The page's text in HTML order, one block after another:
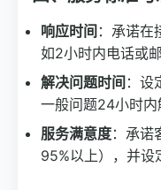
响应时间 ：承诺在
如2小时内电话或邮
解决问题时间 ：设
一般问题24小时内
服务满意度：承诺
95%以上），并设